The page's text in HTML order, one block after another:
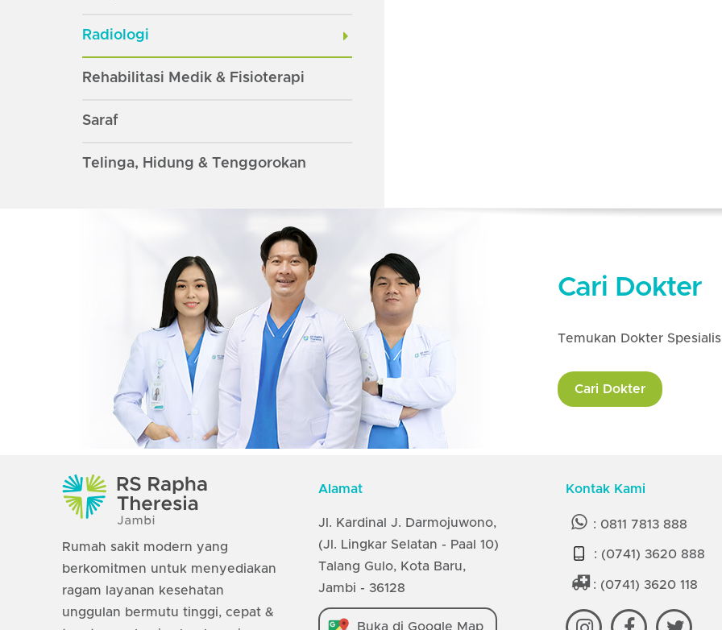
Radiologi
Rehabilitasi Medik & Fisioterapi
Saraf
Telinga, Hidung & Tenggorokan
Cari Dokter
Temukan Dokter
Cari Dokter
Rumah sakit modern yang
berkomitmen untuk menyediakan
ragam layanan kesehatan
unggulan bermutu tinggi, cepat &
Alamat
Jl. Kardinal J. Darmojuwono,
(Jl. Lingkar Selatan - Paal 10)
Talang Gulo, Kota Baru,
Jambi - 36128
Buka di Google Map
Kontak Kami
: 0811 7813 888
: (0741) 3620 888
: (0741) 3620 118